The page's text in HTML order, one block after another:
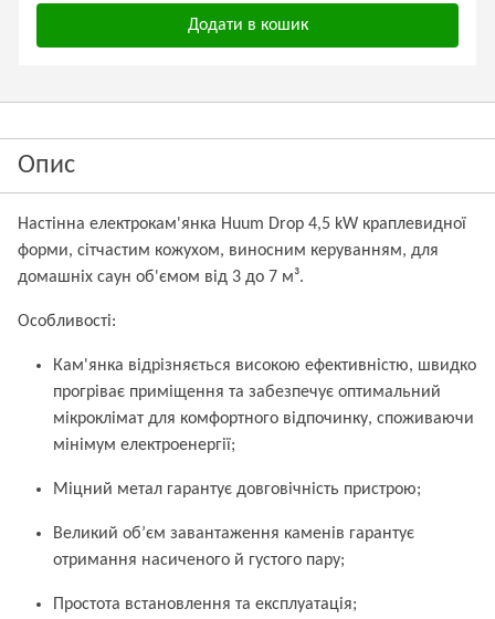
Додати в кошик
Опис
Настінна електрокам'янка Huum Drop 4,5 kW краплевидної
форми, сітчастим кожухом, виносним керуванням, для
домашніх саун об'ємом від 3 до 7 м³.
Особливості:
Кам'янка відрізняється високою ефективністю, швидко
прогріває приміщення та забезпечує оптимальний
мікроклімат для комфортного відпочинку, споживаючи
мінімум електроенергії;
Міцний метал гарантує довговічність пристрою;
Великий об’єм завантаження каменів гарантує
отримання насиченого й густого пару;
Простота встановлення та експлуатація;